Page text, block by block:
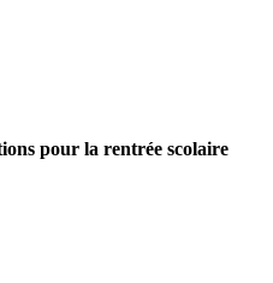
pour la rentrée scolaire